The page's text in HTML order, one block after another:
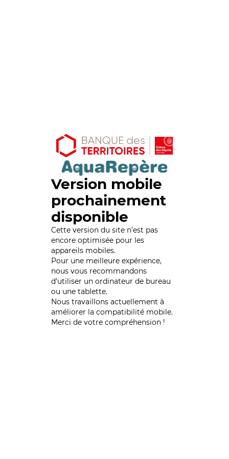
Version mobile
prochainement
disponible
Cette version du site n’est pas
encore optimisée pour les
appareils mobiles.
Pour une meilleure expérience,
nous vous recommandons
d'utiliser un ordinateur de bureau
ou une tablette.
Nous travaillons actuellement à
améliorer la compatibilité mobile.
Merci de votre compréhension !